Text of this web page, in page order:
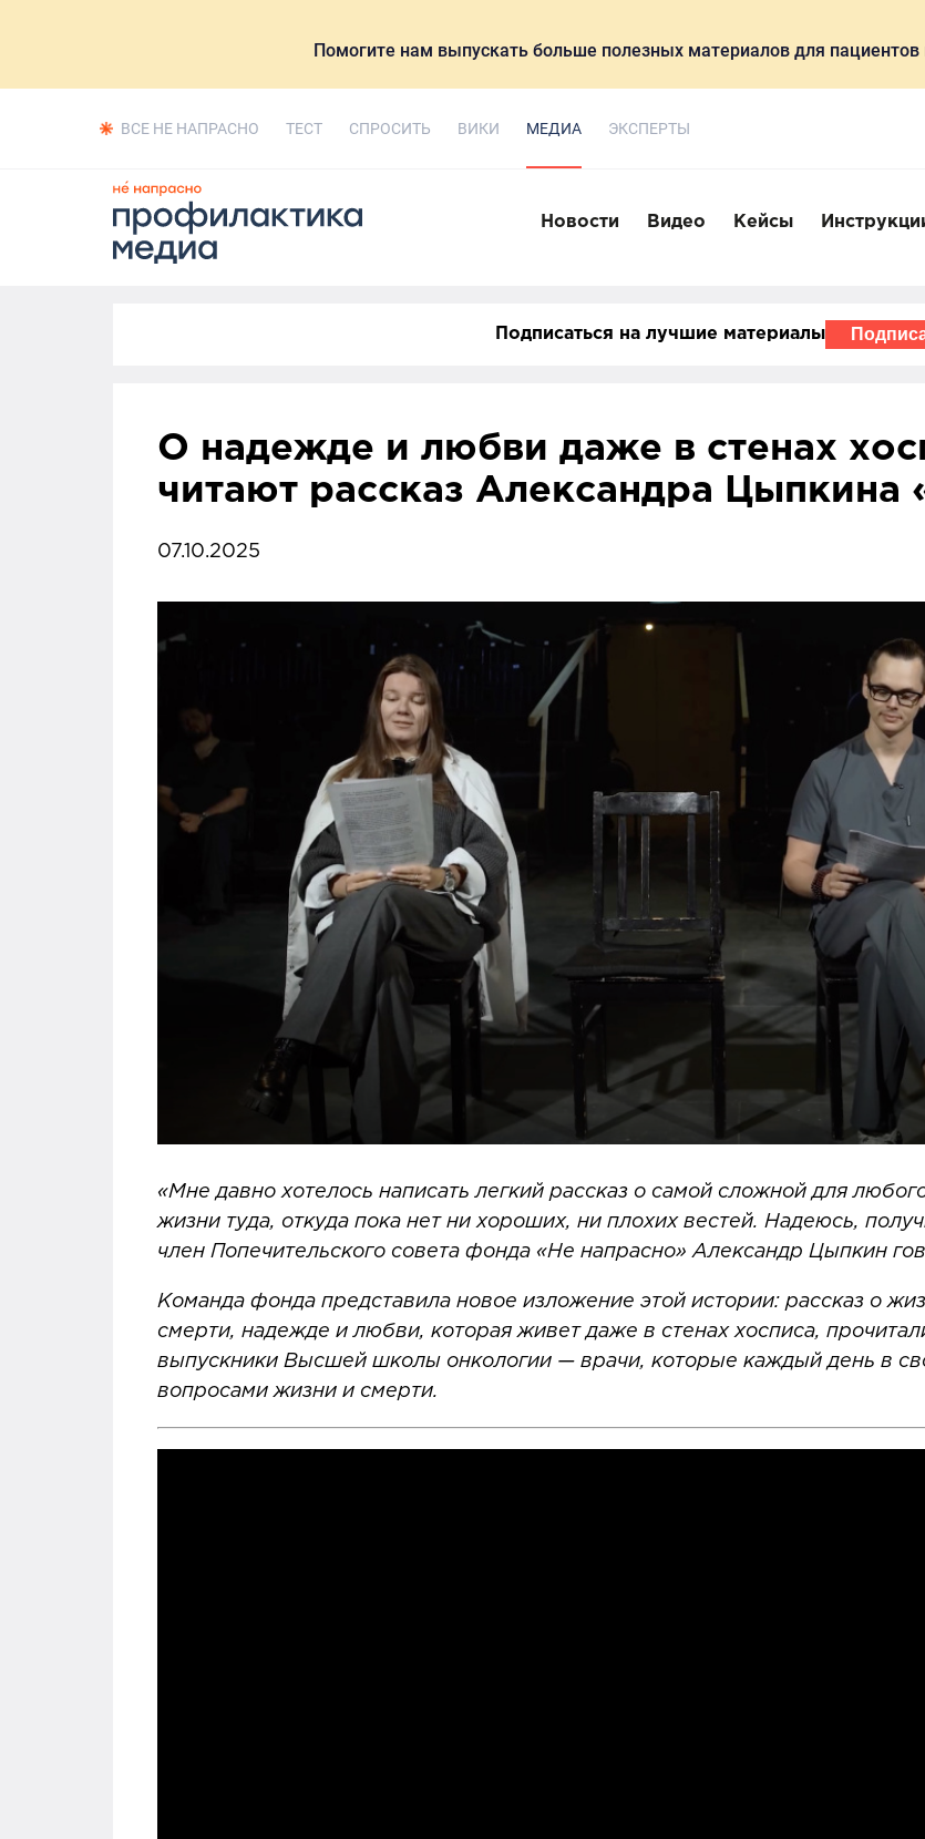
Помогите нам выпускать больше полезных материалов для пациентов
ВСЕ НЕ НАПРАСНО ТЕСТ СПРОСИТЬ ВИКИ МЕДИА ЭКСПЕРТЫ
Новости Видео Кейсы
Подписаться на лучшие материалы
О надежде и любви даже в стенах
читают рассказ Александра Цыпкина
07.10.2025
«Мне давно хотелось написать легкий рассказ о самой сложной для
жизни туда, откуда пока нет ни хороших, ни плохих вестей. Надеюсь,
член Попечительского совета фонда «Не напрасно» Александр Цыпкин
Команда фонда представила новое изложение этой истории: рассказ о
смерти, надежде и любви, которая живет даже в стенах хосписа,
выпускники Высшей школы онкологии — врачи, которые каждый день в
вопросами жизни и смерти.